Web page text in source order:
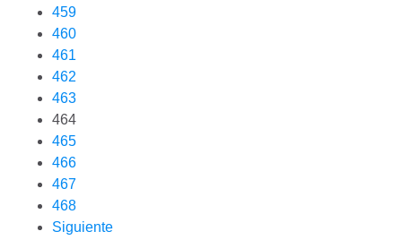
459
460
461
462
463
464
465
466
467
468
Siguiente